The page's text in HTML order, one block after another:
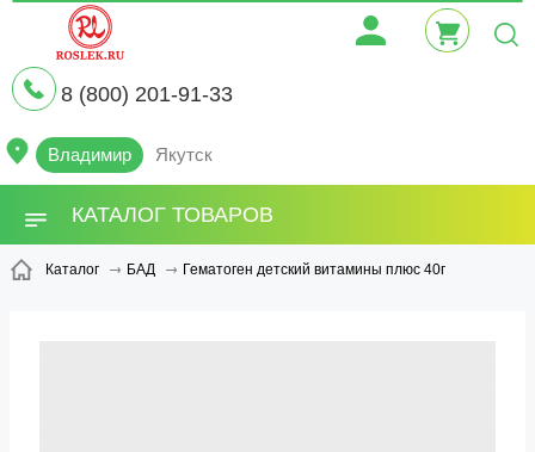
8 (800) 201-91-33
Владимир Якутск
КАТАЛОГ ТОВАРОВ
Каталог БАД Гематоген детский витамины плюс 40г